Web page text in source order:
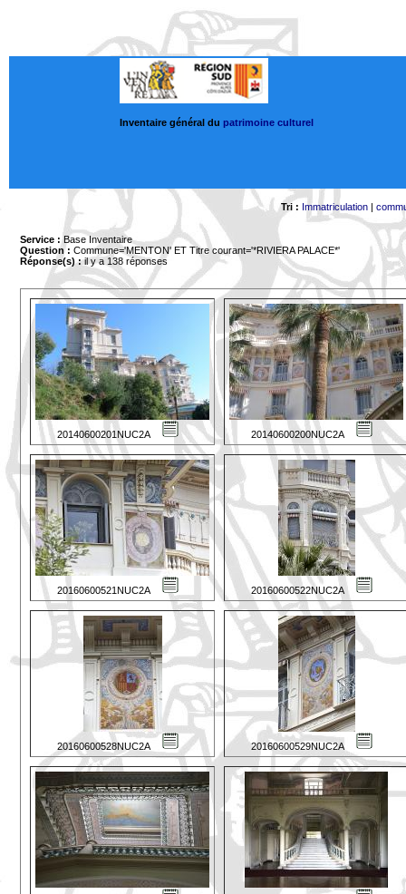
Inventaire général du patrimoine culturel
Tri : Immatriculation|
Service : Base Inventaire
Question : Commune='MENTON' ET Titre courant='*RIVIERA PALACE*'
Réponse(s) :il y a 138 réponses
20140600201NUC2A 20140600200NUC2A
20160600521NUC2A 20160600522NUC2A
20160600528NUC2A 20160600529NUC2A